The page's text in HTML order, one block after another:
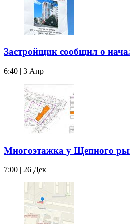
Застройщик сообщил о
6:40 | 3 Апр
Многоэтажка у Щепного
7:00 | 26 Дек